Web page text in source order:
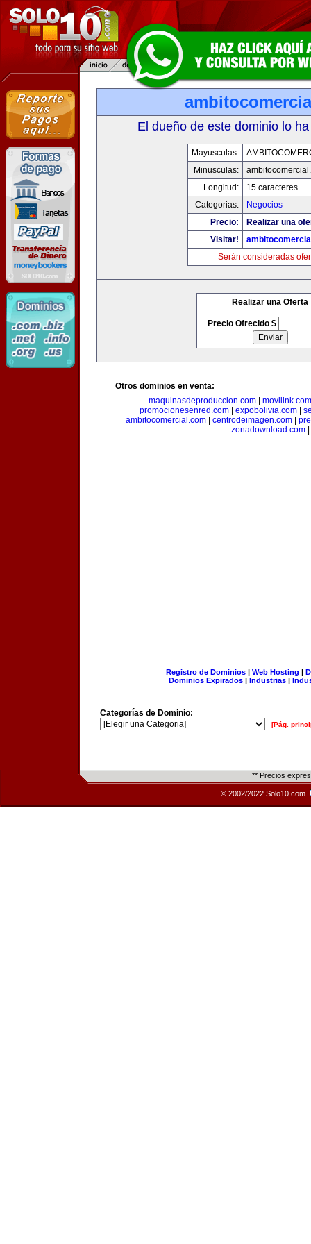
El dueño de este dominio lo
Mayusculas:
Minusculas:
Longitud:
15 caracteres
Categorias:
Negocios
Precio:
Realizar una
Visitar!
Serán consideradas
Realizar una Oferta
Precio Ofrecido $
Otros dominios en venta:
maquinasdeproduccion.com
movilink.com
promocionesenred.com| expobolivia.com|
ambitocomercial.com| centrodeimagen.com|
zonadownload.com|
Registro de Dominios| Web Hosting |
Dominios Expirados | Industrias |
Categorías de Dominio:
[Pág.
** Precios
© 2002/2022 Solo10.com